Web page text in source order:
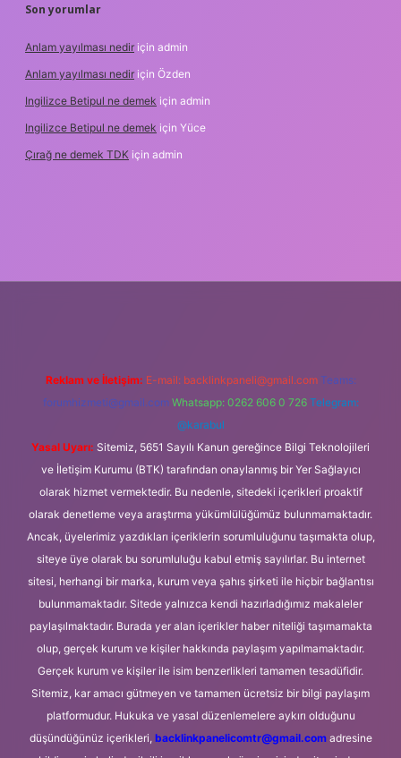
Son yorumlar
Anlam yayılması nedir için admin
Anlam yayılması nedir için Özden
Ingilizce Betipul ne demek için admin
Ingilizce Betipul ne demek için Yüce
Çırağ ne demek TDK için admin
Reklam ve İletişim: E-mail: backlinkpaneli@gmail.com Teams:
forumhizmeti@gmail.com Whatsapp: 0262 606 0 726 Telegram:
@karabul
Yasal Uyarı: Sitemiz, 5651 Sayılı Kanun gereğince Bilgi Teknolojileri
ve İletişim Kurumu (BTK) tarafından onaylanmış bir Yer Sağlayıcı
olarak hizmet vermektedir. Bu nedenle, sitedeki içerikleri proaktif
olarak denetleme veya araştırma yükümlülüğümüz bulunmamaktadır.
Ancak, üyelerimiz yazdıkları içeriklerin sorumluluğunu taşımakta olup,
siteye üye olarak bu sorumluluğu kabul etmiş sayılırlar. Bu internet
sitesi, herhangi bir marka, kurum veya şahıs şirketi ile hiçbir bağlantısı
bulunmamaktadır. Sitede yalnızca kendi hazırladığımız makaleler
paylaşılmaktadır. Burada yer alan içerikler haber niteliği taşımamakta
olup, gerçek kurum ve kişiler hakkında paylaşım yapılmamaktadır.
Gerçek kurum ve kişiler ile isim benzerlikleri tamamen tesadüfidir.
Sitemiz, kar amacı gütmeyen ve tamamen ücretsiz bir bilgi paylaşım
platformudur. Hukuka ve yasal düzenlemelere aykırı olduğunu
düşündüğünüz içerikleri, backlinkpanelicomtr@gmail.comadresine